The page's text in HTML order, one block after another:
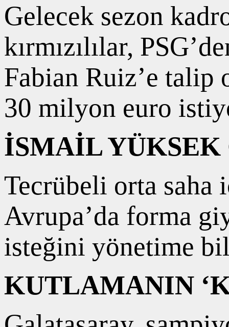
Gelecek sezon
kırmızılılar,
Fabian Ruiz’e talip
30 milyon euro
İSMAİL
Tecrübeli orta
Avrupa’da forma
isteğini yönetime
KUTLAMANIN